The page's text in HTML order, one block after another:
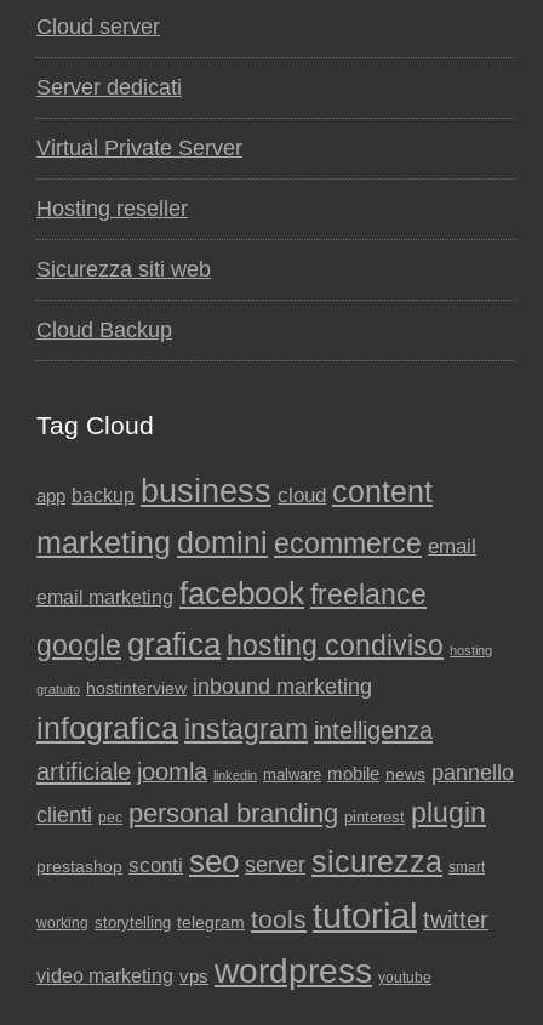
Cloud server
Server dedicati
Virtual Private Server
Hosting reseller
Sicurezza siti web
Cloud Backup
Tag Cloud
app backup business cloud content
marketing domini ecommerce email
email marketing facebookfreelance
google grafica hosting condiviso hosting
gratuito hostinterview inbound marketing
infografica instagram intelligenza
artificiale joomla linkedin malware mobile news pannello
clienti pec personal branding pinterest plugin
prestashop sconti seo server sicurezza smart
working storytelling telegram tools tutorial twitter
video marketing vps wordpress youtube